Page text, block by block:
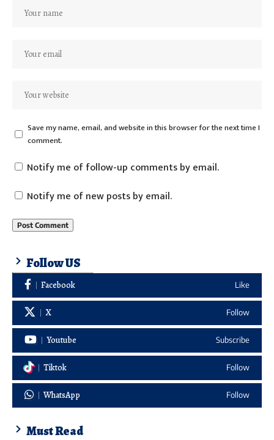
Save my name, email, and website in this browser for the next time I
comment.
Notify me of follow-up comments by email.
Notify me of new posts by email.
Follow US
Facebook Like
X Follow
Youtube Subscribe
Tiktok Follow
WhatsApp Follow
Must Read